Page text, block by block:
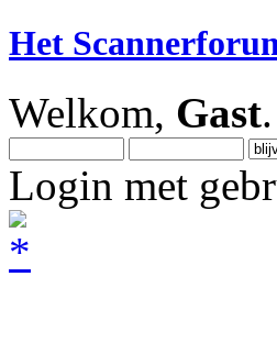
Het
Welkom, Gast
Login met